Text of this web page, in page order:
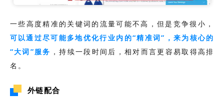
一些高度精准的关键词的流量可能不高，但是竞争很小，
可以通过尽可能多地优化行业内的“精准词”，来为核心的
“大词”服务 ，持续一段时间后，相对而言更容易取得高排
名。
外链配合